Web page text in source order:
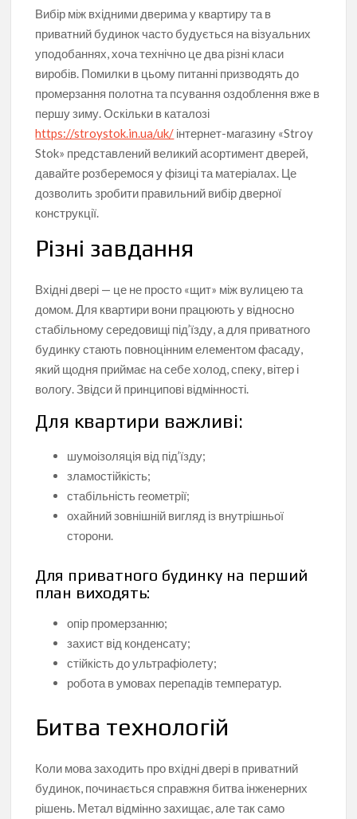
Вибір між вхідними дверима у квартиру та в
приватний будинок часто будується на візуальних
уподобаннях, хоча технічно це два різні класи
виробів. Помилки в цьому питанні призводять до
промерзання полотна та псування оздоблення вже в
першу зиму. Оскільки в каталозі
https://stroystok.in.ua/uk/ інтернет-магазину «Stroy
Stok» представлений великий асортимент дверей,
давайте розберемося у фізиці та матеріалах. Це
дозволить зробити правильний вибір дверної
конструкції.
Різні завдання
Вхідні двері — це не просто «щит» між вулицею та
домом. Для квартири вони працюють у відносно
стабільному середовищі під’їзду, а для приватного
будинку стають повноцінним елементом фасаду,
який щодня приймає на себе холод, спеку, вітер і
вологу. Звідси й принципові відмінності.
Для квартири важливі:
шумоізоляція від під’їзду;
зламостійкість;
стабільність геометрії;
охайний зовнішній вигляд із внутрішньої
сторони.
Для приватного будинку на перший
план виходять:
опір промерзанню;
захист від конденсату;
стійкість до ультрафіолету;
робота в умовах перепадів температур.
Битва технологій
Коли мова заходить про вхідні двері в приватний
будинок, починається справжня битва інженерних
рішень. Метал відмінно захищає, але так само